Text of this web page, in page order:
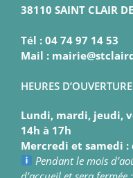
38110 SAINT CLAIR
Tél : 04 74 97 14 53
Mail :
HEURES
Lundi, mardi, jeudi,
14h à 17h
Mercredi et samedi :
Pendant le mois